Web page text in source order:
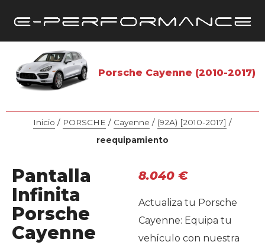
Porsche Cayenne (2010-2017)
Inicio / PORSCHE / Cayenne / (92A) [2010-2017] /
reequipamiento
Pantalla
Infinita
Porsche
Cayenne
8.040 €
Actualiza tu Porsche
Cayenne: Equipa tu
vehículo con nuestra